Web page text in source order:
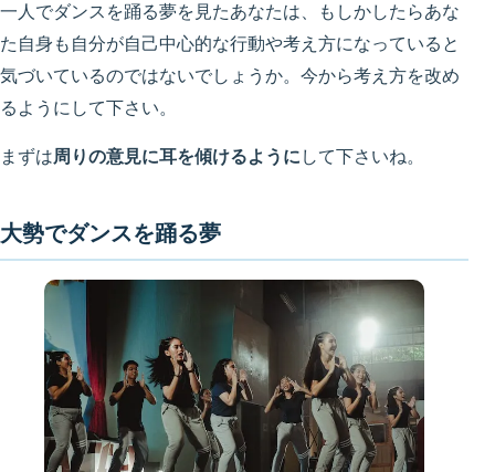
一人でダンスを踊る夢を見たあなたは、もしかしたらあな
た自身も自分が自己中心的な行動や考え方になっていると
気づいているのではないでしょうか。今から考え方を改め
るようにして下さい。
まずは周りの意見に耳を傾けるように して下さいね。
大勢でダンスを踊る夢